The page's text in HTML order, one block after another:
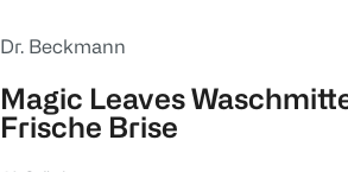
Dr. Beckmann
Magic Leaves
Frische Brise